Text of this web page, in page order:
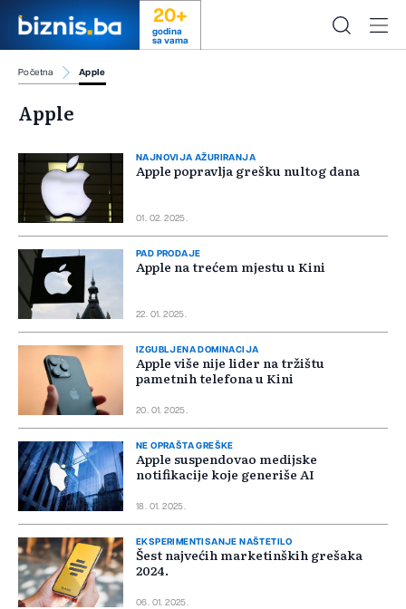
20+
godina
sa vama
Početna Apple
Apple
NAJNOVIJA AŽURIRANJA
Apple popravlja grešku nultog dana
01. 02. 2025.
PAD PRODAJE
Apple na trećem mjestu u Kini
22. 01. 2025.
IZGUBLJENA DOMINACIJA
Apple više nije lider na tržištu
pametnih telefona u Kini
20. 01. 2025.
NE OPRAŠTA GREŠKE
Apple suspendovao medijske
notifikacije koje generiše AI
18. 01. 2025.
EKSPERIMENTISANJE NAŠTETILO
Šest najvećih marketinških grešaka
2024.
06. 01. 2025.